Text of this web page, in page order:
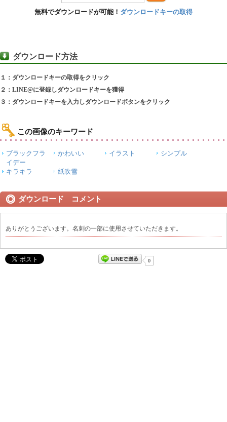
無料でダウンロードが可能！ ダウンロードキーの取得
ダウンロード方法
１：ダウンロードキーの取得をクリック
２：LINE@に登録しダウンロードキーを獲得
３：ダウンロードキーを入力しダウンロードボタンをクリック
この画像のキーワード
ブラックフラ
イデー
かわいい イラスト シンプル
キラキラ 紙吹雪
ダウンロード コメント
ありがとうございます。名刺の一部に使用させていただきます。
0